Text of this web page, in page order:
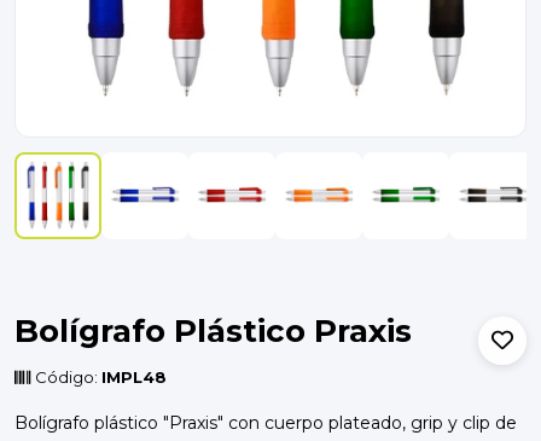
Bolígrafo Plástico Praxis
Código: IMPL48
Bolígrafo plástico "Praxis" con cuerpo plateado, grip y clip de